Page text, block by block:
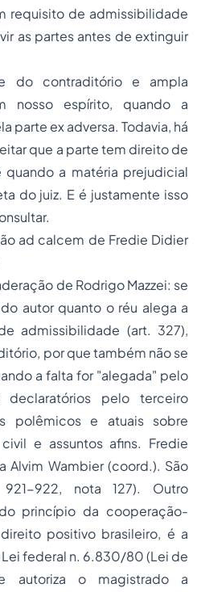
requisito de admissibilidade
as partes antes de extinguir
do contraditório e ampla
nosso espírito, quando a
parte ex adversa. Todavia, há
que a parte tem direito de
quando a matéria prejudicial
do juiz. E é justamente isso
ad calcem de Fredie Didier
de Rodrigo Mazzei: se
autor quanto o réu alega a
admissibilidade (art. 327),
por que também não se
a falta for "alegada" pelo
pelo terceiro
polêmicos e atuais sobre
e assuntos afins. Fredie
Alvim Wambier (coord.). São
922, nota 127). Outro
princípio da cooperação-
positivo brasileiro, é a
Lei federal n. 6.830/80 (Lei de
autoriza o magistrado a